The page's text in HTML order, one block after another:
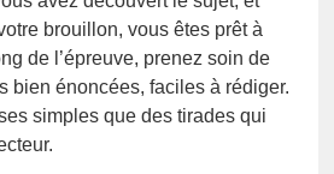
brouillon, vous êtes prêt à
de l’épreuve, prenez soin de
bien énoncées, faciles à rédiger.
simples que des tirades qui